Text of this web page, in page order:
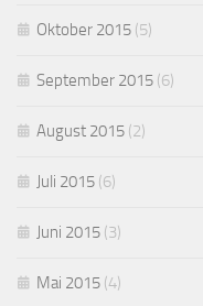
Oktober 2015 (5)
September 2015 (6)
August 2015 (2)
Juli 2015 (6)
Juni 2015 (3)
Mai 2015 (4)